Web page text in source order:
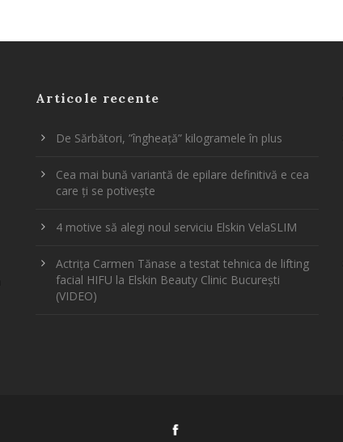
Articole recente
De Sărbători, ”îngheață” kilogramele în plus
Cea mai bună variantă de epilare definitivă e cea
care ți se potivește
4 motive să alegi noul serviciu Elskin VelaSLIM
Actrița Carmen Tănase a testat tehnica de lifting
facial HIFU la Elskin Beauty Clinic București
(VIDEO)